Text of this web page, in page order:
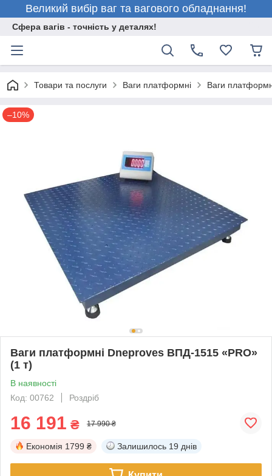
Великий вибір ваг та вагового обладнання!
Сфера вагів - точність у деталях!
Товари та послуги Ваги платформні Ваги
–10%
Ваги платформні Dneproves ВПД-1515 «PRO»
(1 т)
В наявності
Код: 00762
Роздріб
16 191 ₴ 17 990 ₴
Економія 1799 ₴ Залишилось 19 днів